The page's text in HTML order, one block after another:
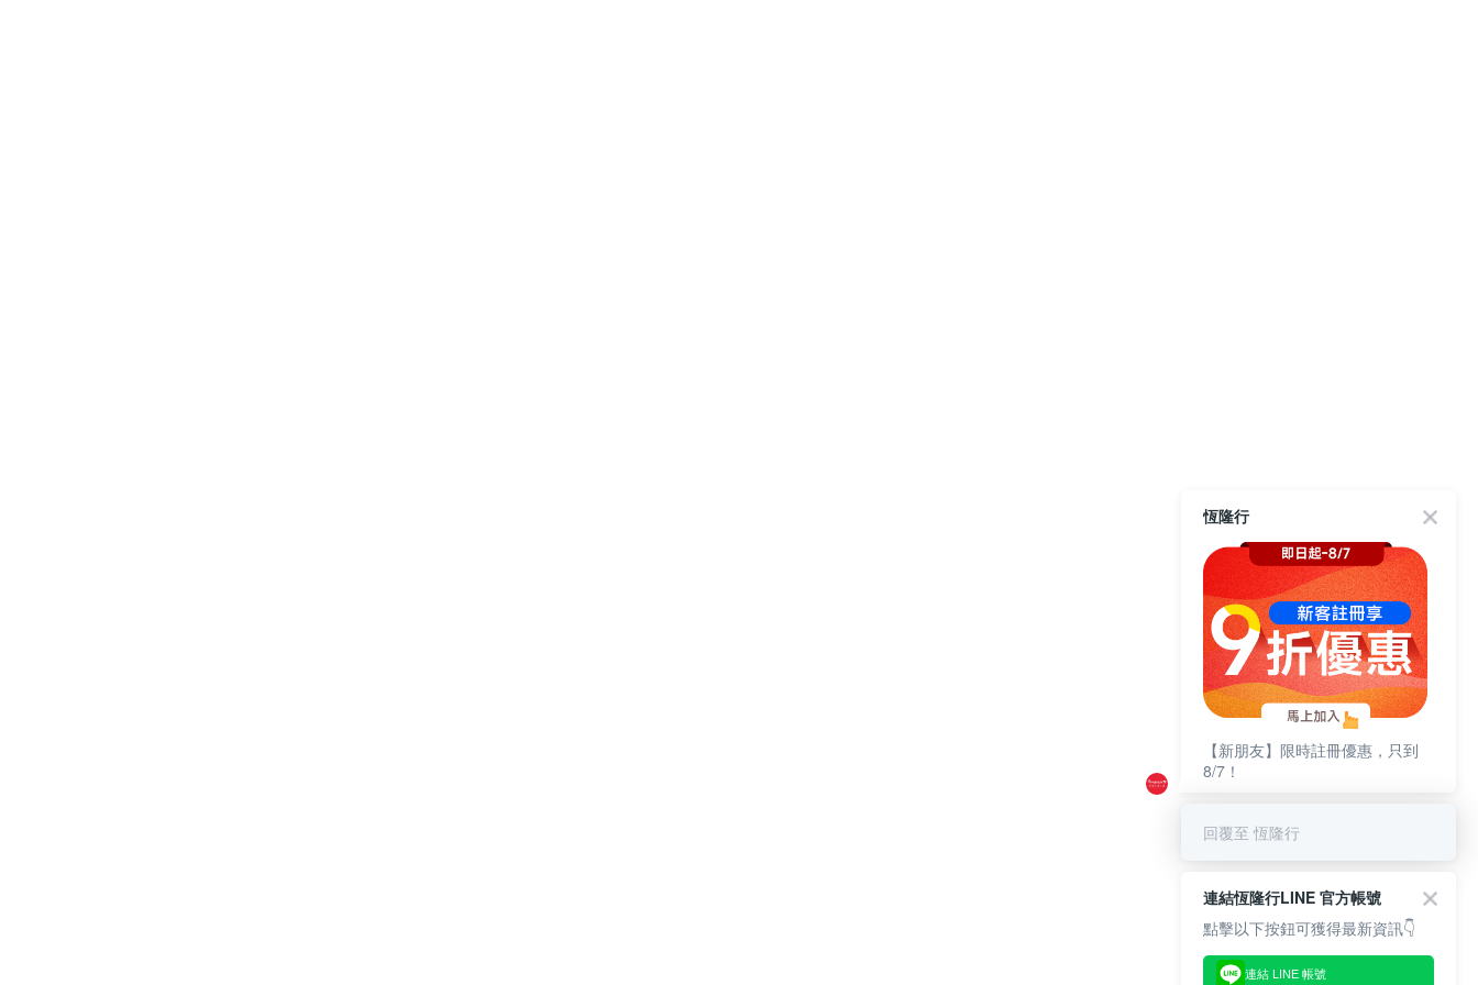
恆隆行
【新朋友】限時註冊優惠，只到
8/7！
回覆至 恆隆行
連結恆隆行LINE 官方帳號
點擊以下按鈕可獲得最新資訊👇
連結 LINE 帳號